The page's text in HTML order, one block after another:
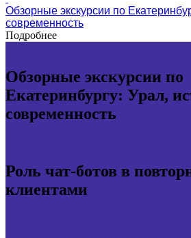
Обзорные экскурсии по
современность
Подробнее
Обзорные экскурсии по
Екатеринбургу: Урал,
современность
Роль чат-ботов в
клиентами